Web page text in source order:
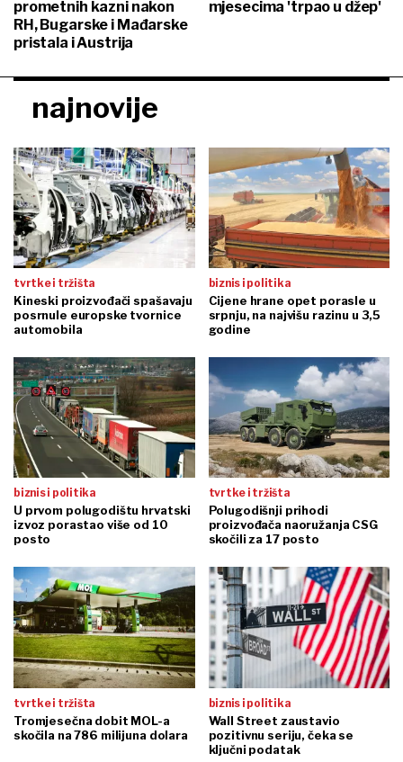
prometnih kazni nakon
RH, Bugarske i Mađarske
pristala i Austrija
mjesecima 'trpao u džep'
najnovije
tvrtke i tržišta
Kineski proizvođači spašavaju
posrnule europske tvornice
automobila
biznis i politika
Cijene hrane opet porasle u
srpnju, na najvišu razinu u 3,5
godine
biznis i politika
U prvom polugodištu hrvatski
izvoz porastao više od 10
posto
tvrtke i tržišta
Polugodišnji prihodi
proizvođača naoružanja CSG
skočili za 17 posto
tvrtke i tržišta
Tromjesečna dobit MOL-a
skočila na 786 milijuna dolara
biznis i politika
Wall Street zaustavio
pozitivnu seriju, čeka se
ključni podatak